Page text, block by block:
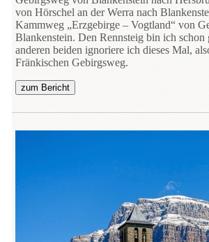
von Hörschel an der Werra nach
Kammweg „Erzgebirge – Vogtland“ von
Blankenstein. Den Rennsteig bin ich schon
anderen beiden ignoriere ich dieses Mal,
Fränkischen Gebirgsweg.
zum Bericht